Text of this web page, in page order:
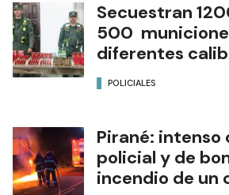
Secuestran
500
diferentes
POLICIALES
Pirané: intenso
policial y de
incendio de un